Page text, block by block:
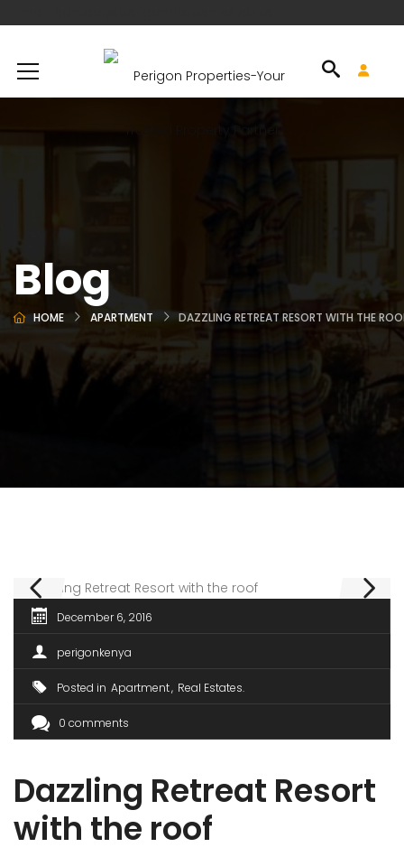
Blog
HOME APARTMENT DAZZLING RETREAT RESORT WITH THE
December 6, 2016
perigonkenya
Posted in Apartment Real Estates
0 comments
Dazzling Retreat Resort
with the roof